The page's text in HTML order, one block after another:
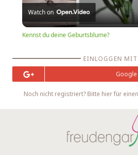
Watch on
Kennst du deine Geburtsblume?
EINLOGGEN MIT
Google
Noch nicht registriert? Bitte hier für einen